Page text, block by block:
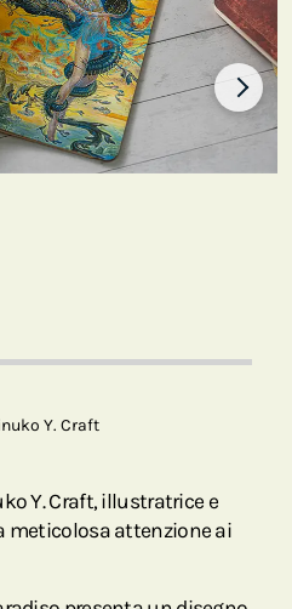
Y. Craft
Y. Craft, illustratrice e
meticolosa attenzione ai